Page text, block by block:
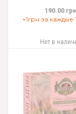
190.00 грн
+1грн за каждые
Нет в